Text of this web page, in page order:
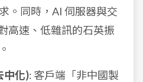
。同時，AI 伺服器與交
高速、低雜訊的石英振
中化): 客戶端「非中國製